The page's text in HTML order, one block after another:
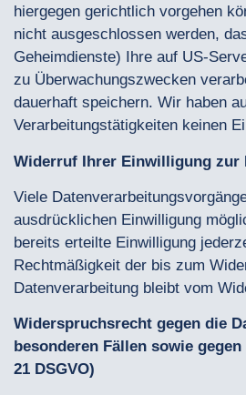
hiergegen gerichtlich vorgehen
nicht ausgeschlossen werden,
Geheimdienste) Ihre auf US-
zu Überwachungszwecken
dauerhaft speichern. Wir haben
Verarbeitungstätigkeiten keinen
Widerruf Ihrer Einwilligung zur
Viele
ausdrücklichen Einwilligung
bereits erteilte Einwilligung
Rechtmäßigkeit der bis zum
Datenverarbeitung bleibt vom
Widerspruchsrecht gegen die
besonderen Fällen sowie
21 DSGVO)